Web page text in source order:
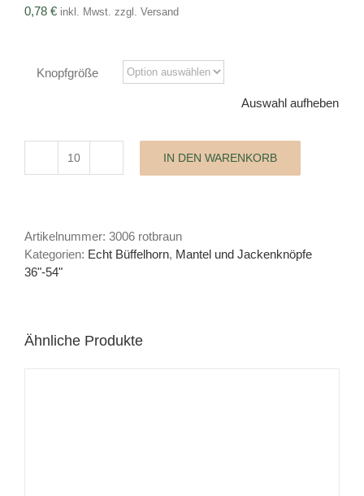
0,78 € inkl. Mwst. zzgl. Versand
Knopfgröße
Auswahl aufheben
Büffelhornknopf
IN DEN WARENKORB
Artikelnummer: 3006 rotbraun
Kategorien: Echt Büffelhorn, Mantel und Jackenknöpfe
36"-54"
Ähnliche Produkte